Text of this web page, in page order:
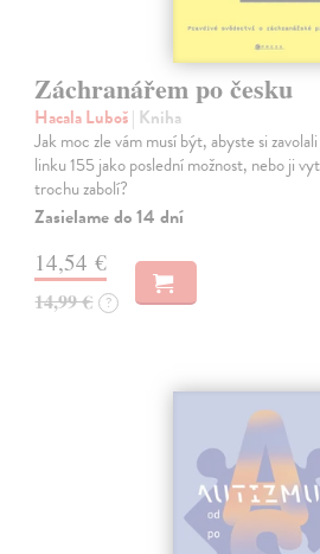
Záchranářem po česku
Hacala Luboš| Kniha
Jak moc zle vám musí být, abyste si
linku 155 jako poslední možnost, nebo ji
trochu zabolí?
Zasielame do 14 dní
14,54 €
14,99 € ?